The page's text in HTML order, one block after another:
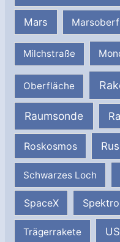
Mars
Milchstraße
Oberfläche
Raumsonde
Roskosmos
Schwarzes Loch
SpaceX
Trägerrakete